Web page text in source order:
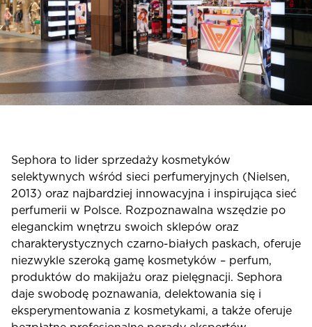
Sephora to lider sprzedaży kosmetyków
selektywnych wśród sieci perfumeryjnych (Nielsen,
2013) oraz najbardziej innowacyjna i inspirująca sieć
perfumerii w Polsce. Rozpoznawalna wszędzie po
eleganckim wnętrzu swoich sklepów oraz
charakterystycznych czarno-białych paskach, oferuje
niezwykle szeroką gamę kosmetyków – perfum,
produktów do makijażu oraz pielęgnacji. Sephora
daje swobodę poznawania, delektowania się i
eksperymentowania z kosmetykami, a także oferuje